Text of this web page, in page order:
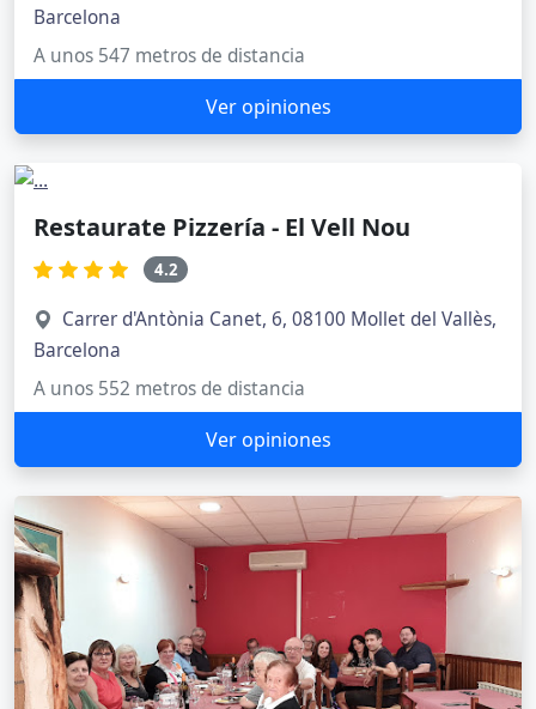
Barcelona
A unos 547 metros de distancia
Ver opiniones
Restaurate Pizzería - El Vell Nou
4.2
Carrer d'Antònia Canet, 6, 08100 Mollet del Vallès,
Barcelona
A unos 552 metros de distancia
Ver opiniones